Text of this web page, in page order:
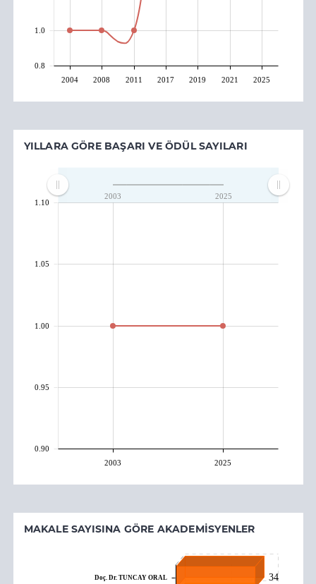
2004 2008 2011 2017 2019 2021 2025
0.8
1.0
YILLARA GÖRE BAŞARI VE ÖDÜL SAYILARI
2003 2025
2003 2025
0.90
0.95
1.00
1.05
1.10
MAKALE SAYISINA GÖRE AKADEMISYENLER
34
Doç. Dr. TUNCAY ORAL